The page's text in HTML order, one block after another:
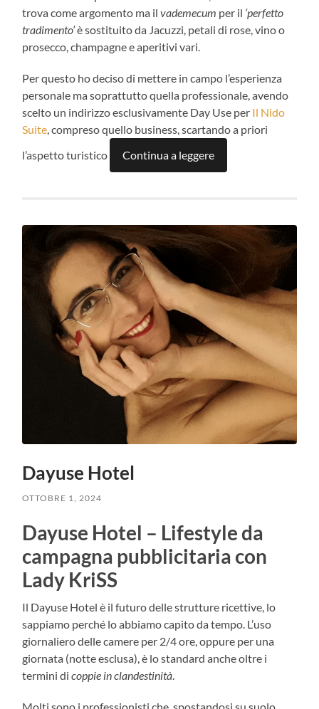
trova come argomento ma ilvademecum per il ‘perfetto
tradimento’è sostituito da Jacuzzi, petali di rose, vino o
prosecco, champagne e aperitivi vari.
Per questo ho deciso di mettere in campo l’esperienza
personale ma soprattutto quella professionale, avendo
scelto un indirizzo esclusivamente Day Use per Il Nido
Suite, compreso quello business, scartando a priori
l’aspetto turistico
Continua a leggere
Dayuse Hotel
OTTOBRE 1, 2024
Dayuse Hotel – Lifestyle da
campagna pubblicitaria con
Lady KriSS
Il Dayuse Hotel è il futuro delle strutture ricettive, lo
sappiamo perché lo abbiamo capito da tempo. L’uso
giornaliero delle camere per 2/4 ore, oppure per una
giornata (notte esclusa), è lo standard anche oltre i
termini dicoppie inclandestinità
Molti sono i professionisti che, spostandosi su suolo